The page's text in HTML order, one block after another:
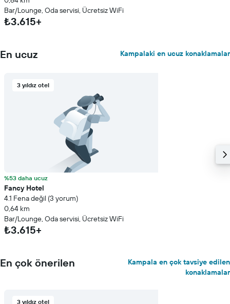
Bar/Lounge, Oda servisi, Ücretsiz WiFi
₺3.615+
En ucuz Kampalaki en ucuz konaklamalar
3 yıldız otel
%53 daha ucuz
Fancy Hotel
4.1 Fena değil (3 yorum)
0,64 km
Bar/Lounge, Oda servisi, Ücretsiz WiFi
₺3.615+
En çok önerilen
Kampala en çok tavsiye edilen
konaklamalar
3 yıldız otel